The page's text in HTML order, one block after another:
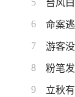
5
6 命案
7
8 粉笔
9 立秋